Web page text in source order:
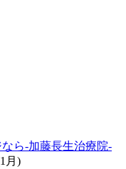
ら-加藤長生治療院-
月)